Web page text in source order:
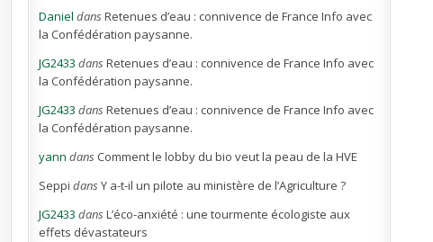
Daniel dansRetenues d’eau : connivence de France Info avec
la Confédération paysanne.
JG2433 dansRetenues d’eau : connivence de France Info avec
la Confédération paysanne.
JG2433 dansRetenues d’eau : connivence de France Info avec
la Confédération paysanne.
yann dans Comment le lobby du bio veut la peau de la HVE
Seppi dansY a-t-il un pilote au ministère de l’Agriculture ?
JG2433 dansL’éco-anxiété : une tourmente écologiste aux
effets dévastateurs